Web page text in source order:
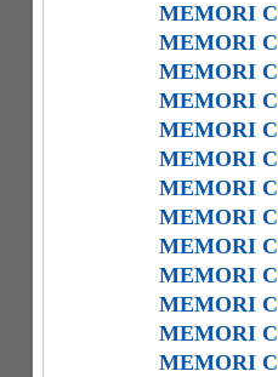
MEMORI
MEMORI
MEMORI
MEMORI
MEMORI
MEMORI
MEMORI
MEMORI
MEMORI
MEMORI
MEMORI
MEMORI
MEMORI